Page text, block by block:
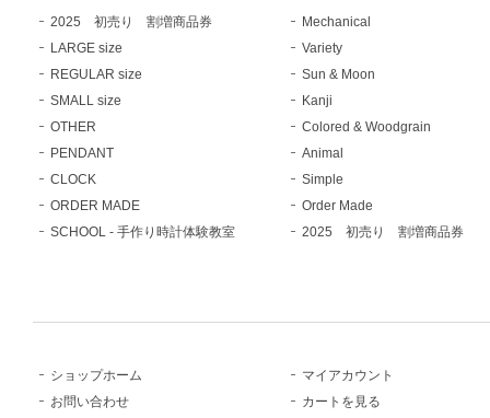
2025 初売り 割増商品券
LARGE size
REGULAR size
SMALL size
OTHER
PENDANT
CLOCK
ORDER MADE
SCHOOL - 手作り時計体験教室
Mechanical
Variety
Sun & Moon
Kanji
Colored & Woodgrain
Animal
Simple
Order Made
2025 初売り 割増商品券
ショップホーム
お問い合わせ
マイアカウント
カートを見る